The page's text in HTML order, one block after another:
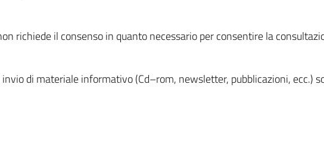
richiede il consenso in quanto necessario per consentire la
di materiale informativo (Cd–rom, newsletter, pubblicazioni, ecc.)